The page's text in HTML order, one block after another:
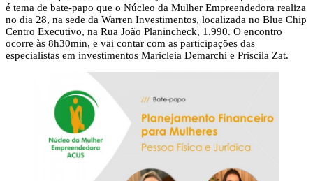
é tema de bate-papo que o Núcleo da Mulher Empreendedora realiza
no dia 28, na sede da Warren Investimentos, localizada no Blue Chip
Centro Executivo, na Rua João Planincheck, 1.990. O encontro
ocorre às 8h30min, e vai contar com as participações das
especialistas em investimentos Maricleia Demarchi e Priscila Zat.